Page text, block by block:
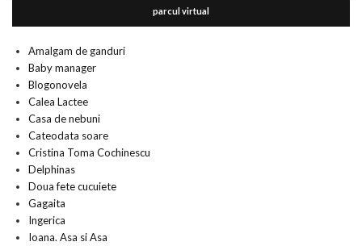
parcul virtual
Amalgam de ganduri
Baby manager
Blogonovela
Calea Lactee
Casa de nebuni
Cateodata soare
Cristina Toma Cochinescu
Delphinas
Doua fete cucuiete
Gagaita
Ingerica
Ioana. Asa si Asa